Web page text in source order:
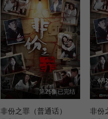
第25集已完结
非份之罪（普通话） 非份